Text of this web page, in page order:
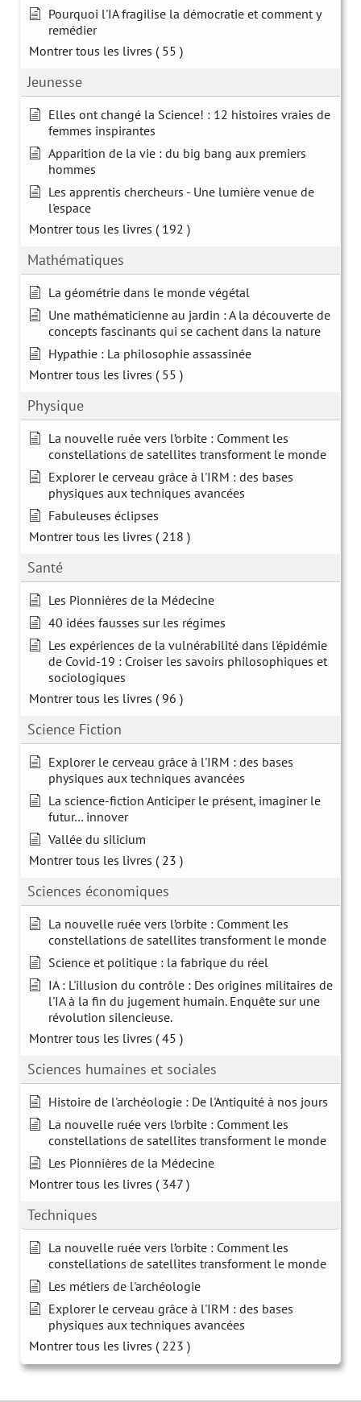
Pourquoi l'IA fragilise la démocratie et comment y
remédier
Montrer tous les livres ( 55 )
Jeunesse
Elles ont changé la Science! : 12 histoires vraies de
femmes inspirantes
Apparition de la vie : du big bang aux premiers
hommes
Les apprentis chercheurs - Une lumière venue de
l'espace
Montrer tous les livres ( 192 )
Mathématiques
La géométrie dans le monde végétal
Une mathématicienne au jardin : A la découverte de
concepts fascinants qui se cachent dans la nature
Hypathie : La philosophie assassinée
Montrer tous les livres ( 55 )
Physique
La nouvelle ruée vers l’orbite : Comment les
constellations de satellites transforment le monde
Explorer le cerveau grâce à l'IRM : des bases
physiques aux techniques avancées
Fabuleuses éclipses
Montrer tous les livres ( 218 )
Santé
Les Pionnières de la Médecine
40 idées fausses sur les régimes
Les expériences de la vulnérabilité dans l'épidémie
de Covid-19 : Croiser les savoirs philosophiques et
sociologiques
Montrer tous les livres ( 96 )
Science Fiction
Explorer le cerveau grâce à l'IRM : des bases
physiques aux techniques avancées
La science-fiction Anticiper le présent, imaginer le
futur… innover
Vallée du silicium
Montrer tous les livres ( 23 )
Sciences économiques
La nouvelle ruée vers l’orbite : Comment les
constellations de satellites transforment le monde
Science et politique : la fabrique du réel
IA : L'illusion du contrôle : Des origines militaires de
l'IA à la fin du jugement humain. Enquête sur une
révolution silencieuse.
Montrer tous les livres ( 45 )
Sciences humaines et sociales
Histoire de l'archéologie : De l'Antiquité à nos jours
La nouvelle ruée vers l’orbite : Comment les
constellations de satellites transforment le monde
Les Pionnières de la Médecine
Montrer tous les livres ( 347 )
Techniques
La nouvelle ruée vers l’orbite : Comment les
constellations de satellites transforment le monde
Les métiers de l'archéologie
Explorer le cerveau grâce à l'IRM : des bases
physiques aux techniques avancées
Montrer tous les livres ( 223 )